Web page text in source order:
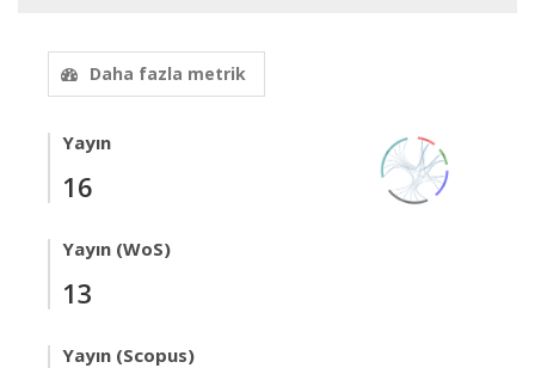
Daha fazla metrik
Yayın
16
Yayın (WoS)
13
Yayın (Scopus)